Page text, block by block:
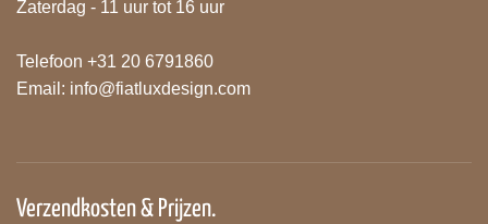
Zaterdag - 11 uur tot 16 uur
Telefoon +31 20 6791860
Email: info@fiatluxdesign.com
Verzendkosten & Prijzen.